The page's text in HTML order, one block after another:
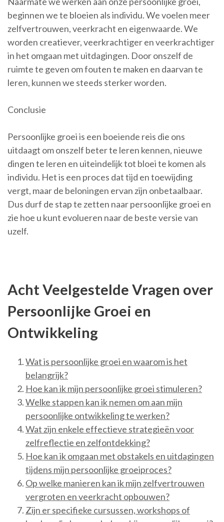
beginnen we te bloeien als individu. We voelen meer
zelfvertrouwen, veerkracht en eigenwaarde. We
worden creatiever, veerkrachtiger en veerkrachtiger
in het omgaan met uitdagingen. Door onszelf de
ruimte te geven om fouten te maken en daarvan te
leren, kunnen we steeds sterker worden.
Conclusie
Persoonlijke groei is een boeiende reis die ons
uitdaagt om onszelf beter te leren kennen, nieuwe
dingen te leren en uiteindelijk tot bloei te komen als
individu. Het is een proces dat tijd en toewijding
vergt, maar de beloningen ervan zijn onbetaalbaar.
Dus durf de stap te zetten naar persoonlijke groei en
zie hoe u kunt evolueren naar de beste versie van
uzelf.
Acht Veelgestelde Vragen over
Persoonlijke Groei en
Ontwikkeling
Wat is persoonlijke groei en waarom is het
belangrijk?
Hoe kan ik mijn persoonlijke groei stimuleren?
Welke stappen kan ik nemen om aan mijn
persoonlijke ontwikkeling te werken?
Wat zijn enkele effectieve strategieën voor
zelfreflectie en zelfontdekking?
Hoe kan ik omgaan met obstakels en uitdagingen
tijdens mijn persoonlijke groeiproces?
Op welke manieren kan ik mijn zelfvertrouwen
vergroten en veerkracht opbouwen?
Zijn er specifieke cursussen, workshops of